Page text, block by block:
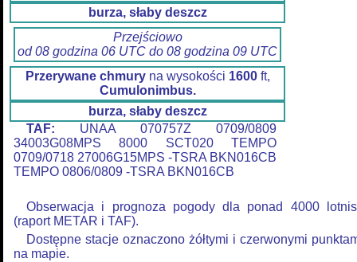
burza, słaby deszcz
Przejściowo
od 08 godzina 06 UTC do 08 godzina 09 UTC
Przerywane chmuryna wysokości 1600ft,
Cumulonimbus.
burza, słaby deszcz
TAF: UNAA 070757Z 0709/0809
34003G08MPS 8000 SCT020 TEMPO
0709/0718 27006G15MPS -TSRA BKN016CB
TEMPO 0806/0809 -TSRA BKN016CB
Obserwacja i prognoza pogody dla ponad 4000
(raport METAR i TAF).
Dostępne stacje oznaczono żółtymi i czerwonymi
na mapie.